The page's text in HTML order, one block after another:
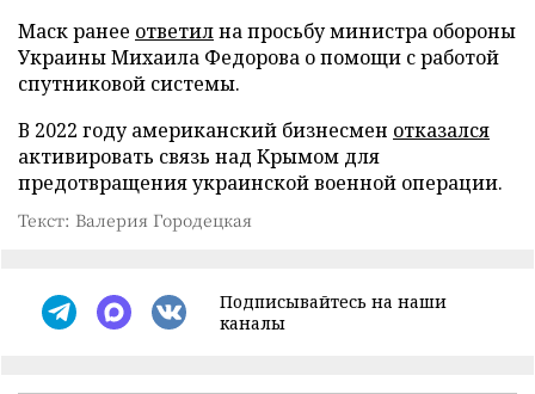
Маск ранее ответилна просьбу министра обороны
Украины Михаила Федорова о помощи с работой
спутниковой системы.
В 2022 году американский бизнесмен отказался
активировать связь над Крымом для
предотвращения украинской военной операции.
Текст: Валерия Городецкая
Подписывайтесь на наши
каналы